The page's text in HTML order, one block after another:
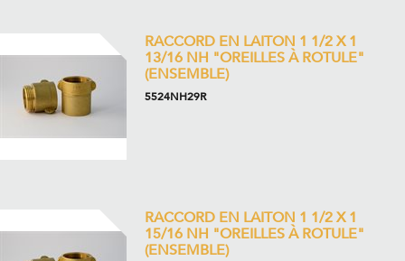
RACCORD EN LAITON 1 1/2 X 1
13/16 NH "OREILLES À ROTULE"
(ENSEMBLE)
5524NH29R
RACCORD EN LAITON 1 1/2 X 1
15/16 NH "OREILLES À ROTULE"
(ENSEMBLE)